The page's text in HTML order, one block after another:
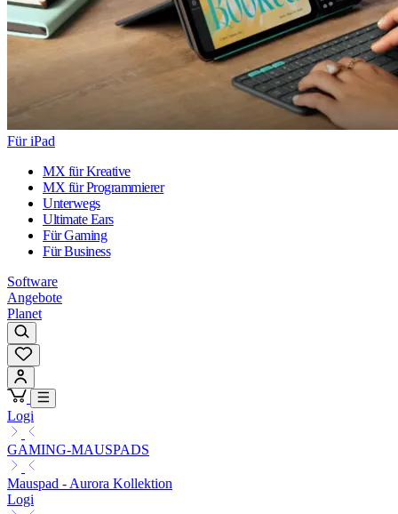
Für iPad
MX für Kreative
MX für Programmierer
Unterwegs
Ultimate Ears
Für Gaming
Für Business
Software
Angebote
Planet
Logi
GAMING-MAUSPADS
Mauspad - Aurora Kollektion
Logi